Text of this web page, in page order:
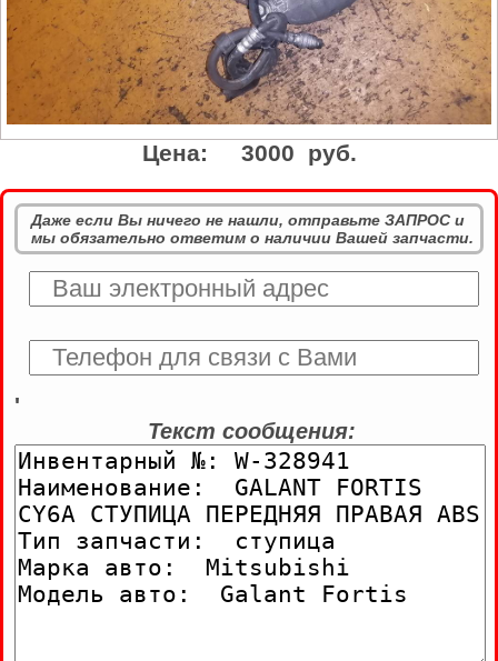
Цена: 3000 руб.
Даже если Вы ничего не нашли, отправьте ЗАПРОС и
мы обязательно ответим о наличии Вашей запчасти.
'
Текст сообщения: